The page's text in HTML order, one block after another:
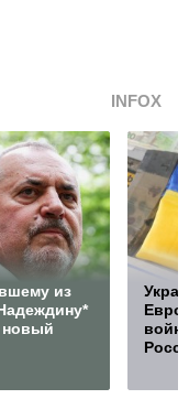
INFOX
из
новый